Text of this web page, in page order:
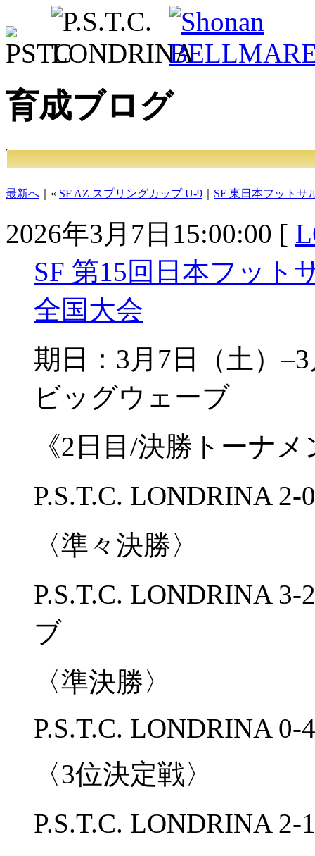
育成ブログ
最新へ ｜« SF AZ スプリングカップ U-9 SF 東日本フットサ
2026年3月7日15:00:00 [
SF 第15回日本フット
全国大会
期日：3月7日（土）
ビッグウェーブ
《2日目/決勝トーナ
P.S.T.C. LONDRINA 2-
〈準々決勝〉
P.S.T.C. LONDRINA
ブ
〈準決勝〉
P.S.T.C. LONDRINA
〈3位決定戦〉
P.S.T.C. LONDRINA